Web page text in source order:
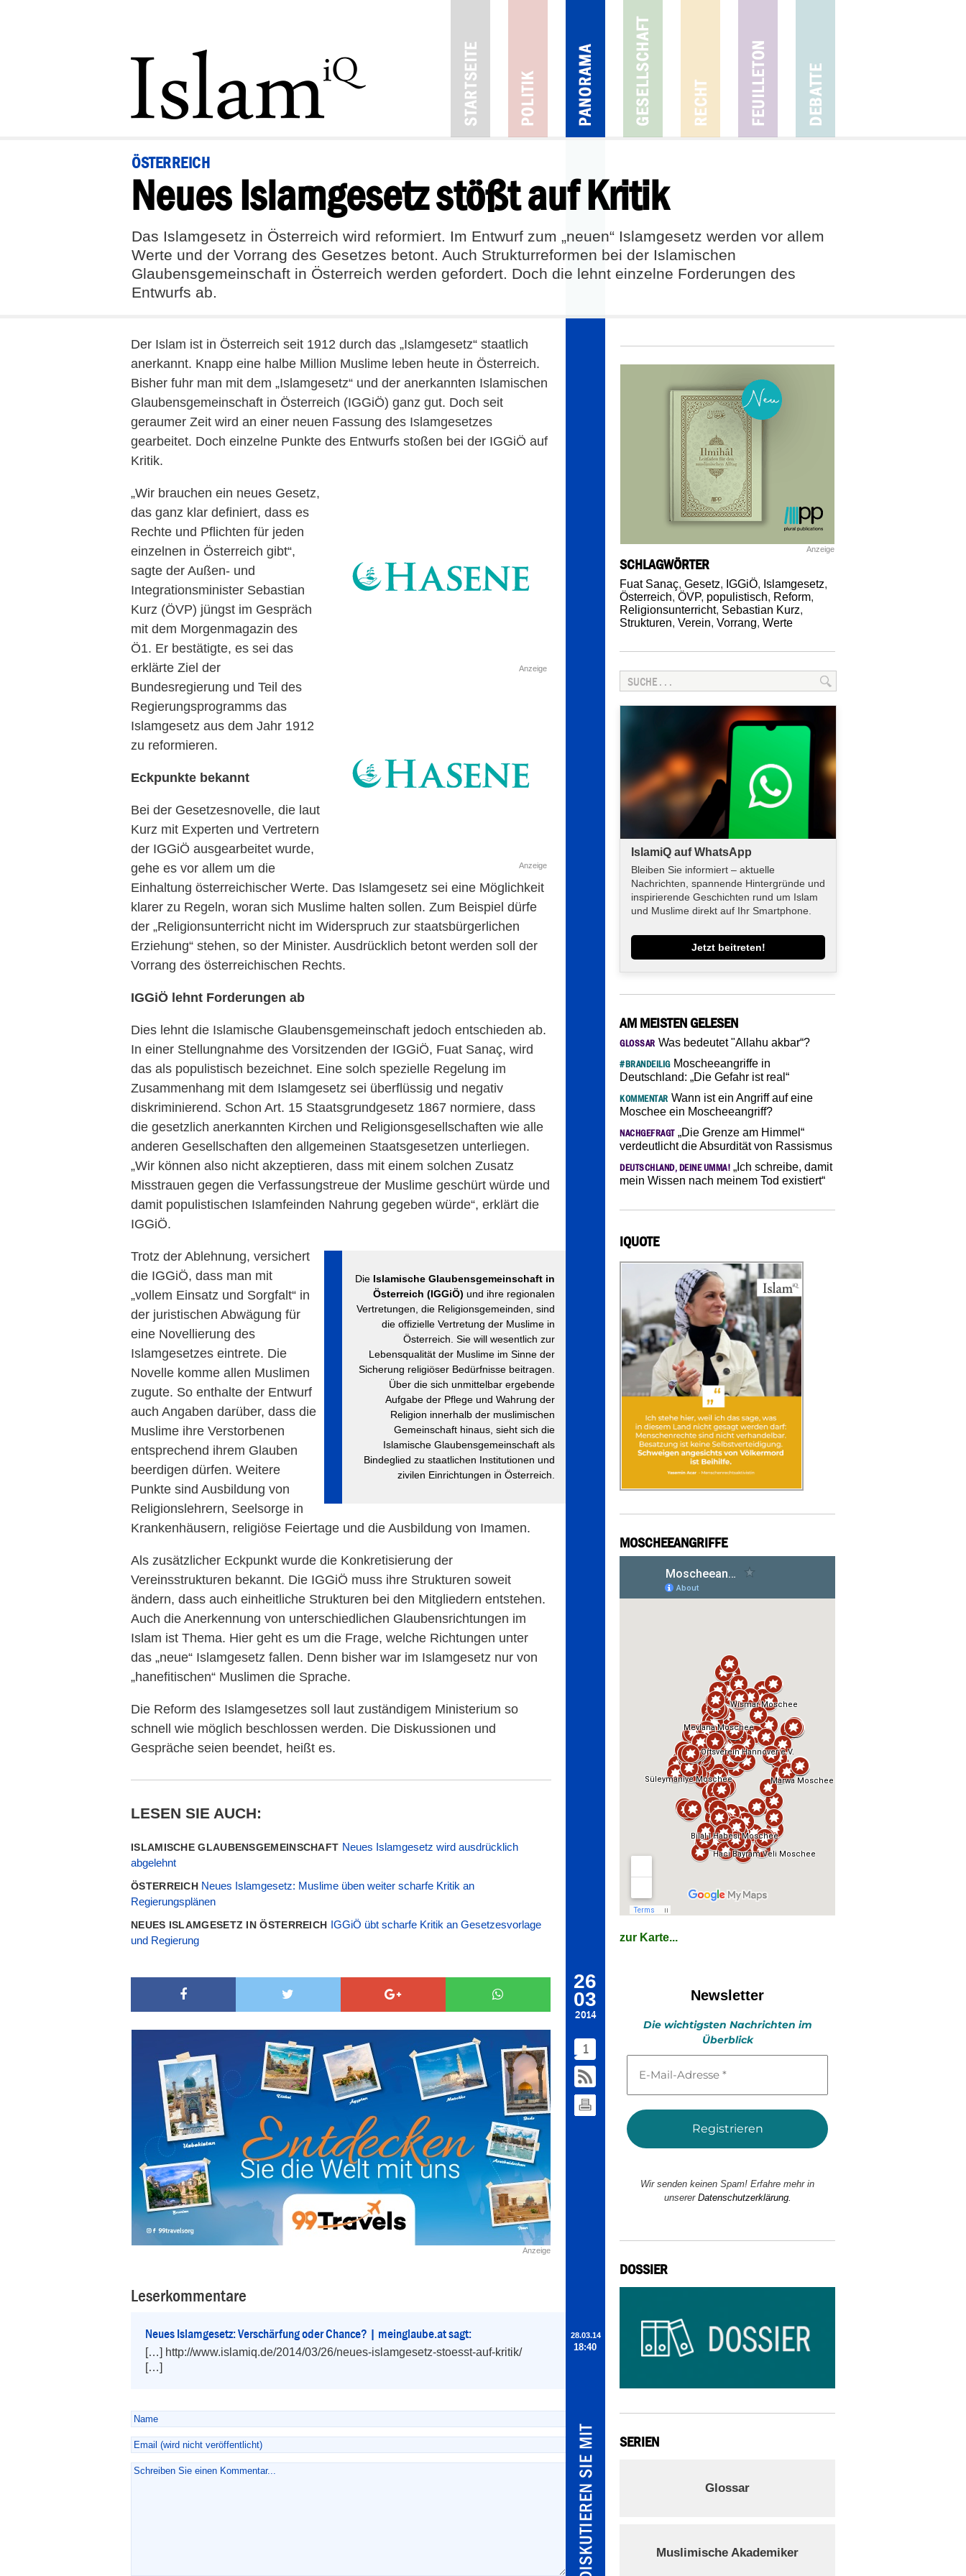
ÖSTERREICH
Neues Islamgesetz stößt auf Kritik
Das Islamgesetz in Österreich wird reformiert. Im Entwurf zum „neuen“ Islamgesetz werden vor allem
Werte und der Vorrang des Gesetzes betont. Auch Strukturreformen bei der Islamischen
Glaubensgemeinschaft in Österreich werden gefordert. Doch die lehnt einzelne Forderungen des
Entwurfs ab.
26
03
2014
1
Der Islam ist in Österreich seit 1912 durch das „Islamgesetz“ staatlich
anerkannt. Knapp eine halbe Million Muslime leben heute in Österreich.
Bisher fuhr man mit dem „Islamgesetz“ und der anerkannten Islamischen
Glaubensgemeinschaft in Österreich (IGGiÖ) ganz gut. Doch seit
geraumer Zeit wird an einer neuen Fassung des Islamgesetzes
gearbeitet. Doch einzelne Punkte des Entwurfs stoßen bei der IGGiÖ auf
Kritik.
Anzeige
Anzeige
„Wir brauchen ein neues Gesetz,
das ganz klar definiert, dass es
Rechte und Pflichten für jeden
einzelnen in Österreich gibt“,
sagte der Außen- und
Integrationsminister Sebastian
Kurz (ÖVP) jüngst im Gespräch
mit dem Morgenmagazin des
Ö1. Er bestätigte, es sei das
erklärte Ziel der
Bundesregierung und Teil des
Regierungsprogramms das
Islamgesetz aus dem Jahr 1912
zu reformieren.
Eckpunkte bekannt
Bei der Gesetzesnovelle, die laut
Kurz mit Experten und Vertretern
der IGGiÖ ausgearbeitet wurde,
gehe es vor allem um die
Einhaltung österreichischer Werte. Das Islamgesetz sei eine Möglichkeit
klarer zu Regeln, woran sich Muslime halten sollen. Zum Beispiel dürfe
der „Religionsunterricht nicht im Widerspruch zur staatsbürgerlichen
Erziehung“ stehen, so der Minister. Ausdrücklich betont werden soll der
Vorrang des österreichischen Rechts.
IGGiÖ lehnt Forderungen ab
Dies lehnt die Islamische Glaubensgemeinschaft jedoch entschieden ab.
In einer Stellungnahme des Vorsitzenden der IGGiÖ, Fuat Sanaç, wird
das als populistisch bezeichnet. Eine solch spezielle Regelung im
Zusammenhang mit dem Islamgesetz sei überflüssig und negativ
diskriminierend. Schon Art. 15 Staatsgrundgesetz 1867 normiere, dass
die gesetzlich anerkannten Kirchen und Religionsgesellschaften wie alle
anderen Gesellschaften den allgemeinen Staatsgesetzen unterliegen.
„Wir können also nicht akzeptieren, dass mit einem solchen Zusatz
Misstrauen gegen die Verfassungstreue der Muslime geschürt würde und
damit populistischen Islamfeinden Nahrung gegeben würde“, erklärt die
IGGiÖ.
Die Islamische Glaubensgemeinschaft in
Österreich (IGGiÖ) und ihre regionalen
Vertretungen, die Religionsgemeinden, sind
die offizielle Vertretung der Muslime in
Österreich. Sie will wesentlich zur
Lebensqualität der Muslime im Sinne der
Sicherung religiöser Bedürfnisse beitragen.
Über die sich unmittelbar ergebende
Aufgabe der Pflege und Wahrung der
Religion innerhalb der muslimischen
Gemeinschaft hinaus, sieht sich die
Islamische Glaubensgemeinschaft als
Bindeglied zu staatlichen Institutionen und
zivilen Einrichtungen in Österreich.
Trotz der Ablehnung, versichert
die IGGiÖ, dass man mit
„vollem Einsatz und Sorgfalt“ in
der juristischen Abwägung für
eine Novellierung des
Islamgesetzes eintrete. Die
Novelle komme allen Muslimen
zugute. So enthalte der Entwurf
auch Angaben darüber, dass die
Muslime ihre Verstorbenen
entsprechend ihrem Glauben
beerdigen dürfen. Weitere
Punkte sind Ausbildung von
Religionslehrern, Seelsorge in
Krankenhäusern, religiöse Feiertage und die Ausbildung von Imamen.
Als zusätzlicher Eckpunkt wurde die Konkretisierung der
Vereinsstrukturen bekannt. Die IGGiÖ muss ihre Strukturen soweit
ändern, dass auch einheitliche Strukturen bei den Mitgliedern entstehen.
Auch die Anerkennung von unterschiedlichen Glaubensrichtungen im
Islam ist Thema. Hier geht es um die Frage, welche Richtungen unter
das „neue“ Islamgesetz fallen. Denn bisher war im Islamgesetz nur von
„hanefitischen“ Muslimen die Sprache.
Die Reform des Islamgesetzes soll laut zuständigem Ministerium so
schnell wie möglich beschlossen werden. Die Diskussionen und
Gespräche seien beendet, heißt es.
LESEN SIE AUCH:
ISLAMISCHE GLAUBENSGEMEINSCHAFT Neues Islamgesetz wird ausdrücklich
abgelehnt
ÖSTERREICH Neues Islamgesetz: Muslime üben weiter scharfe Kritik an
Regierungsplänen
NEUES ISLAMGESETZ IN ÖSTERREICH IGGiÖ übt scharfe Kritik an Gesetzesvorlage
und Regierung
Anzeige
Leserkommentare
Neues Islamgesetz: Verschärfung oder Chance? | meinglaube.at sagt:
[…] http://www.islamiq.de/2014/03/26/neues-islamgesetz-stoesst-auf-kritik/
[…]
28.03.14
18:40
Anzeige
SCHLAGWÖRTER
Fuat Sanaç, Gesetz, IGGiÖ, Islamgesetz,
Österreich, ÖVP, populistisch, Reform,
Religionsunterricht, Sebastian Kurz,
Strukturen, Verein, Vorrang, Werte
IslamiQ auf WhatsApp
Bleiben Sie informiert – aktuelle
Nachrichten, spannende Hintergründe und
inspirierende Geschichten rund um Islam
und Muslime direkt auf Ihr Smartphone.
Jetzt beitreten!
AM MEISTEN GELESEN
GLOSSAR Was bedeutet "Allahu akbar“?
#BRANDEILIGMoscheeangriffe in
Deutschland: „Die Gefahr ist real“
KOMMENTAR Wann ist ein Angriff auf eine
Moschee ein Moscheeangriff?
NACHGEFRAGT„Die Grenze am Himmel“
verdeutlicht die Absurdität von Rassismus
DEUTSCHLAND, DEINE UMMA! „Ich schreibe, damit
mein Wissen nach meinem Tod existiert“
IQUOTE
MOSCHEEANGRIFFE
zur Karte...
Newsletter
Die wichtigsten Nachrichten im
Überblick
Mail-
*
Wir senden keinen Spam! Erfahre mehr in
unserer Datenschutzerklärung.
DOSSIER
SERIEN
Glossar
Muslimische Akademiker